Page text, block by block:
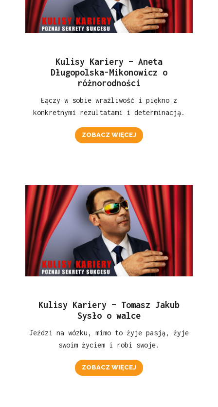
Kulisy Kariery – Aneta
Długopolska-Mikonowicz o
różnorodności
Łączy w sobie wrażliwość i piękno z
konkretnymi rezultatami i determinacją.
ZOBACZ WIĘCEJ
Kulisy Kariery – Tomasz Jakub
Sysło o walce
Jeździ na wózku, mimo to żyje pasją, żyje
swoim życiem i robi swoje.
ZOBACZ WIĘCEJ